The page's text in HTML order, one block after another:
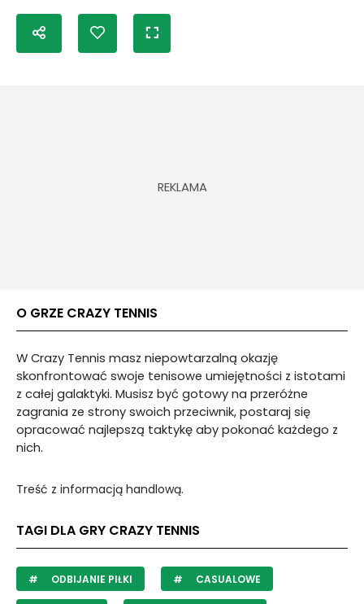
O GRZE CRAZY TENNIS
W Crazy Tennis masz niepowtarzalną okazję
skonfrontować swoje tenisowe umiejętności z istotami
z całej galaktyki. Musisz być gotowy na przeróżne
zagrania ze strony swoich przeciwnik, postaraj się
opracować najlepszą taktykę aby pokonać każdego z
nich.
Treść z informacją handlową.
TAGI DLA GRY CRAZY TENNIS
ODBIJANIE PIŁKI CASUALOWE